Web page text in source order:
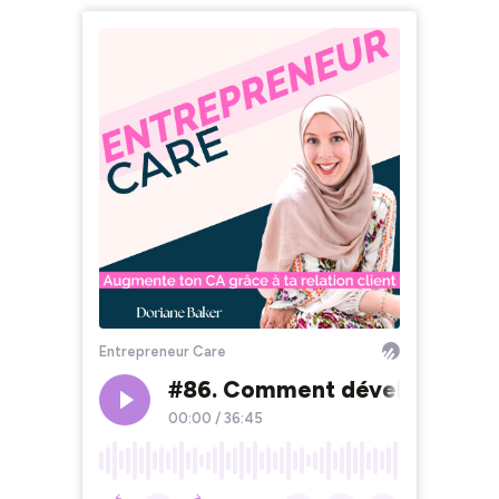
Entrepreneur Care
#86. Comment développer
00:00 / 36:45